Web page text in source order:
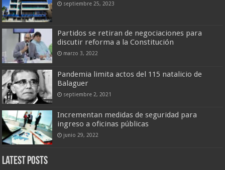
septiembre 25, 2023
Partidos se retiran de negociaciones para
discutir reforma a la Constitución
marzo 3, 2022
Pandemia limita actos del 115 natalicio de
Balaguer
septiembre 2, 2021
Incrementan medidas de seguridad para
ingreso a oficinas públicas
junio 29, 2022
Latest Posts